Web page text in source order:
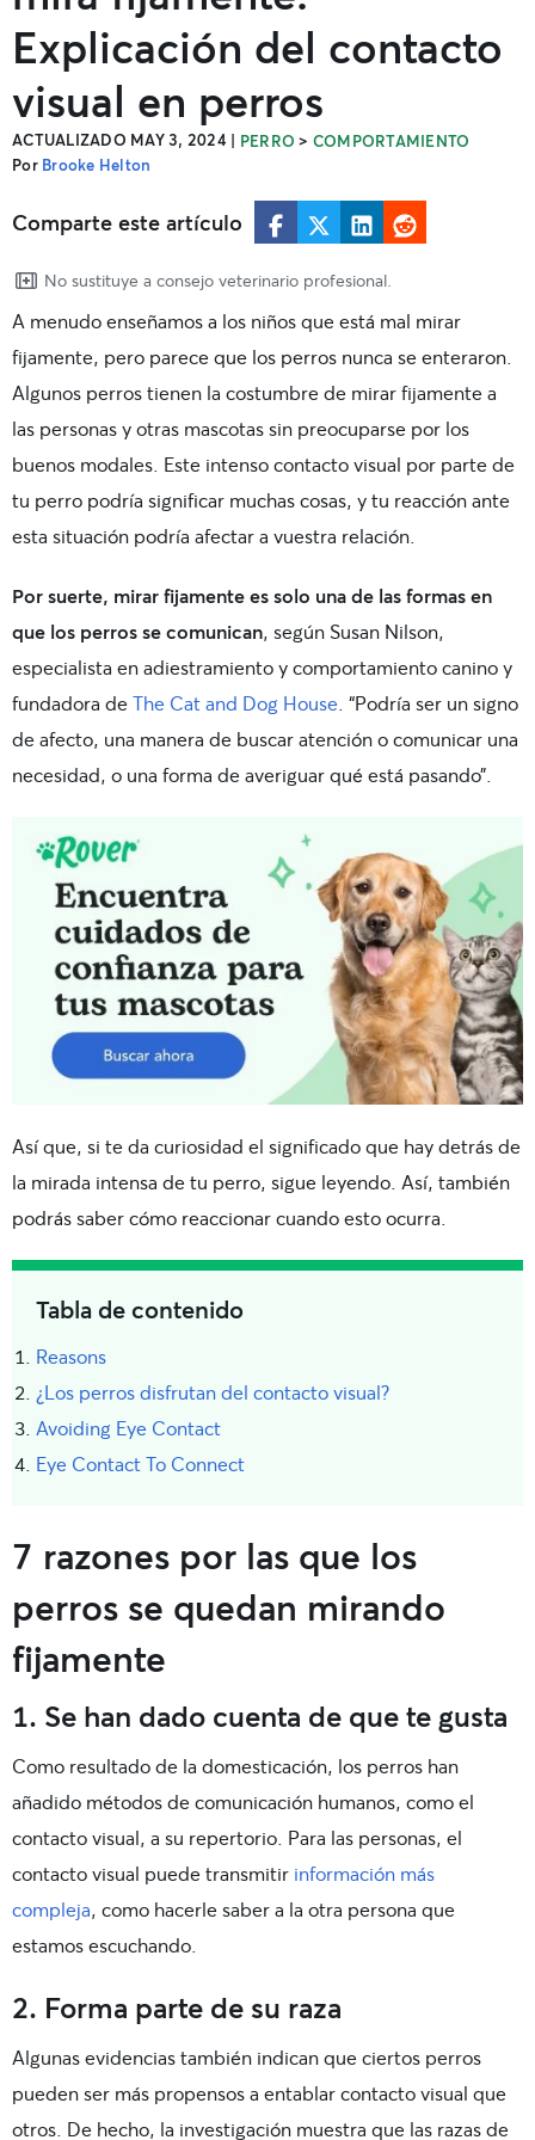
Explicación del contacto
visual en perros
ACTUALIZADO MAY 3, 2024 | PERRO > COMPORTAMIENTO
Por Brooke Helton
Comparte este artículo
No sustituye a consejo veterinario profesional.
A menudo enseñamos a los niños que está mal mirar
fijamente, pero parece que los perros nunca se enteraron.
Algunos perros tienen la costumbre de mirar fijamente a
las personas y otras mascotas sin preocuparse por los
buenos modales. Este intenso contacto visual por parte de
tu perro podría significar muchas cosas, y tu reacción ante
esta situación podría afectar a vuestra relación.
Por suerte, mirar fijamente es solo una de las formas en
que los perros se comunican, según Susan Nilson,
especialista en adiestramiento y comportamiento canino y
fundadora deThe Cat and Dog House . “Podría ser un signo
de afecto, una manera de buscar atención o comunicar una
necesidad, o una forma de averiguar qué está pasando”.
Así que, si te da curiosidad el significado que hay detrás de
la mirada intensa de tu perro, sigue leyendo. Así, también
podrás saber cómo reaccionar cuando esto ocurra.
Tabla de contenido
Reasons
¿Los perros disfrutan del contacto visual?
Avoiding Eye Contact
Eye Contact To Connect
7 razones por las que los
perros se quedan mirando
fijamente
1. Se han dado cuenta de que te gusta
Como resultado de la domesticación, los perros han
añadido métodos de comunicación humanos, como el
contacto visual, a su repertorio. Para las personas, el
contacto visual puede transmitir información más
compleja, como hacerle saber a la otra persona que
estamos escuchando.
2. Forma parte de su raza
Algunas evidencias también indican que ciertos perros
pueden ser más propensos a entablar contacto visual que
otros. De hecho, la investigación muestra que las razas de